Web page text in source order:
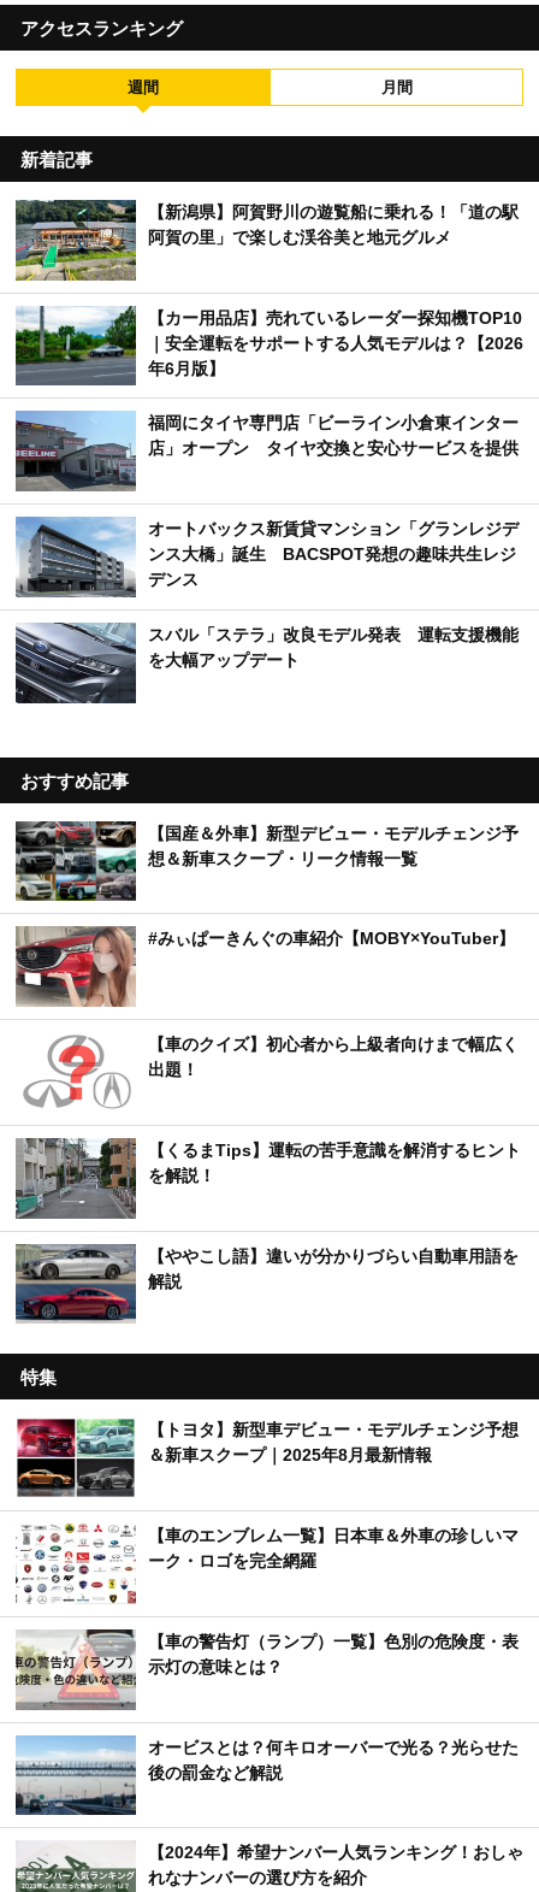
アクセスランキング
週間 月間
新着記事
【新潟県】阿賀野川の遊覧船に乗れる！「道の駅
阿賀の里」で楽しむ渓谷美と地元グルメ
【カー用品店】売れているレーダー探知機TOP10
｜安全運転をサポートする人気モデルは？【2026
年6月版】
福岡にタイヤ専門店「ビーライン小倉東インター
店」オープン タイヤ交換と安心サービスを提供
オートバックス新賃貸マンション「グランレジデ
ンス大橋」誕生 BACSPOT発想の趣味共生レジ
デンス
スバル「ステラ」改良モデル発表 運転支援機能
を大幅アップデート
おすすめ記事
【国産＆外車】新型デビュー・モデルチェンジ予
想＆新車スクープ・リーク情報一覧
#みぃぱーきんぐの車紹介【MOBY×YouTuber】
【車のクイズ】初心者から上級者向けまで幅広く
出題！
【くるまTips】運転の苦手意識を解消するヒント
を解説！
【ややこし語】違いが分かりづらい自動車用語を
解説
特集
【トヨタ】新型車デビュー・モデルチェンジ予想
＆新車スクープ｜2025年8月最新情報
【車のエンブレム一覧】日本車＆外車の珍しいマ
ーク・ロゴを完全網羅
【車の警告灯（ランプ）一覧】色別の危険度・表
示灯の意味とは？
オービスとは？何キロオーバーで光る？光らせた
後の罰金など解説
【2024年】希望ナンバー人気ランキング！おしゃ
れなナンバーの選び方を紹介